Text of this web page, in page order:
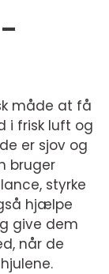
måde at få
i frisk luft og
er sjov og
bruger
styrke
hjælpe
give dem
når de